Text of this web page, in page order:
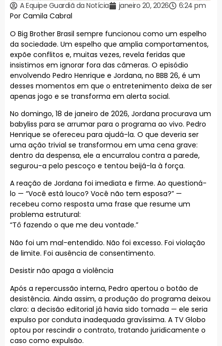
A Equipe Guardiã da Notícia janeiro 20, 2026
6:24 pm
Por Camila Cabral
O Big Brother Brasil sempre funcionou como um espelho
da sociedade. Um espelho que amplia comportamentos,
expõe conflitos e, muitas vezes, revela feridas que
insistimos em ignorar fora das câmeras. O episódio
envolvendo Pedro Henrique e Jordana, no BBB 26, é um
desses momentos em que o entretenimento deixa de ser
apenas jogo e se transforma em alerta social.
No domingo, 18 de janeiro de 2026, Jordana procurava um
babyliss para se arrumar para o programa ao vivo. Pedro
Henrique se ofereceu para ajudá-la. O que deveria ser
uma ação trivial se transformou em uma cena grave:
dentro da despensa, ele a encurralou contra a parede,
segurou-a pelo pescoço e tentou beijá-la à força.
A reação de Jordana foi imediata e firme. Ao questioná-
lo — “Você está louco? Você não tem esposa?” —
recebeu como resposta uma frase que resume um
problema estrutural:
“Tô fazendo o que me deu vontade.”
Não foi um mal-entendido. Não foi excesso. Foi violação
de limite. Foi ausência de consentimento.
Desistir não apaga a violência
Após a repercussão interna, Pedro apertou o botão de
desistência. Ainda assim, a produção do programa deixou
claro: a decisão editorial já havia sido tomada — ele seria
expulso por conduta inadequada gravíssima. A TV Globo
optou por rescindir o contrato, tratando juridicamente o
caso como expulsão.